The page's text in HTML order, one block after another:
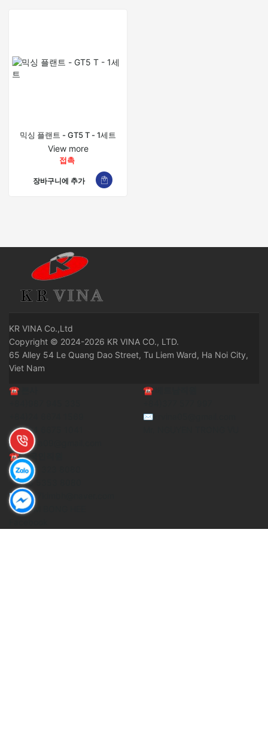
믹싱 플랜트 - GT5 T - 1세트
View more
접촉
장바구니에 추가
KR VINA Co.,Ltd
Copyright © 2024-2026 KR VINA CO., LTD.
65 Alley 54 Le Quang Dao Street, Tu Liem Ward, Ha Noi City,
Viet Nam
☎
+84)24 6675 1041
✉krvina09@gmail.com
☎
✉krvina05@gmail.com
☎한국인직원
+84)98 323 8080
+84)8 5353 8080
✉ 0327kimbh@naver.com
Mr. KIM BONG HEE